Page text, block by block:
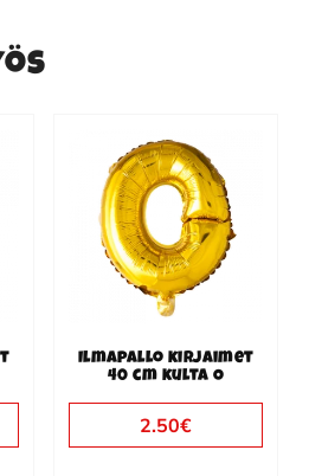
Ilmapallo kirjaimet
40 cm kulta O
2.50€